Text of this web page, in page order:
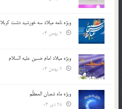
ویژه نامه میلاد سه خورشید دشت کربلا
ویژه میلاد امام حسین علیه السلام
ویژه ماه شعبان المعظّم